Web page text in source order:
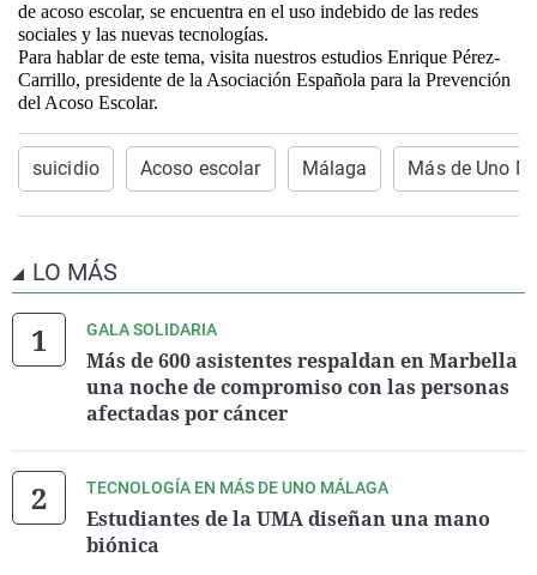
de acoso escolar, se encuentra en el uso indebido de las redes
sociales y las nuevas tecnologías.
Para hablar de este tema, visita nuestros estudios Enrique Pérez-
Carrillo, presidente de la Asociación Española para la Prevención
del Acoso Escolar.
suicidio Acoso escolar Málaga Más de Uno
LO MÁS
GALA SOLIDARIA
Más de 600 asistentes respaldan en Marbella
una noche de compromiso con las personas
afectadas por cáncer
TECNOLOGÍA EN MÁS DE UNO MÁLAGA
Estudiantes de la UMA diseñan una mano
biónica